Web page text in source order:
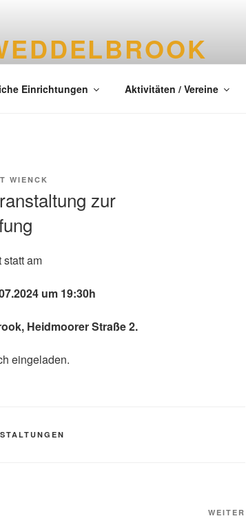
Einrichtungen Aktivitäten / Vereine
WIENCK
zur
statt am
um 19:30h
Heidmoorer Straße 2.
eingeladen.
WEITER